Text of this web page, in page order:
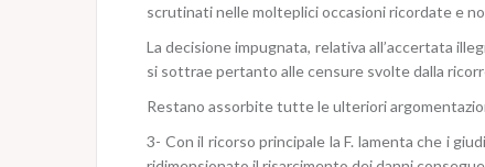
scrutinati nelle molteplici occasioni ricordate e
La decisione impugnata, relativa all’accertata
si sottrae pertanto alle censure svolte dalla
Restano assorbite tutte le ulteriori
3- Con il ricorso principale la F. lamenta che i